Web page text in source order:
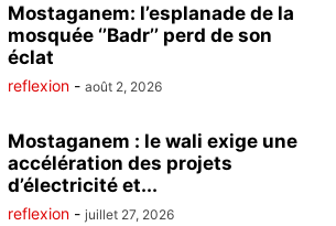
Mostaganem: l’esplanade de la
mosquée ‘’Badr’’ perd de son
éclat
reflexion - août 2, 2026
Mostaganem : le wali exige une
accélération des projets
d’électricité et...
reflexion - juillet 27, 2026